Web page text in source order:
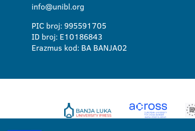
info@unibl.org
PIC broj: 995591705
ID broj: E10186843
Erazmus kod: BA BANJA02